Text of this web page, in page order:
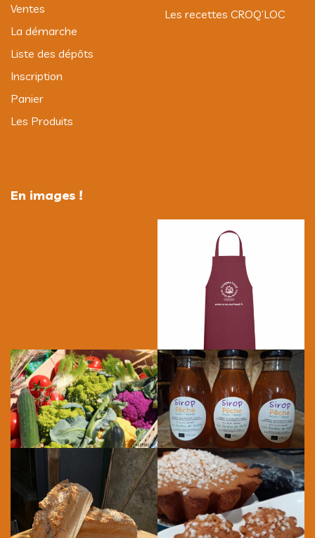
Ventes
La démarche
Liste des dépôts
Inscription
Panier
Les Produits
Les recettes CROQ’LOC
En images !